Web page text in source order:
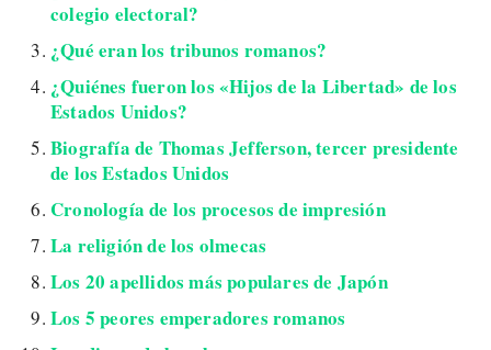
colegio electoral?
¿Qué eran los tribunos romanos?
¿Quiénes fueron los «Hijos de la Libertad» de los
Estados Unidos?
Biografía de Thomas Jefferson, tercer presidente
de los Estados Unidos
Cronología de los procesos de impresión
La religión de los olmecas
Los 20 apellidos más populares de Japón
Los 5 peores emperadores romanos